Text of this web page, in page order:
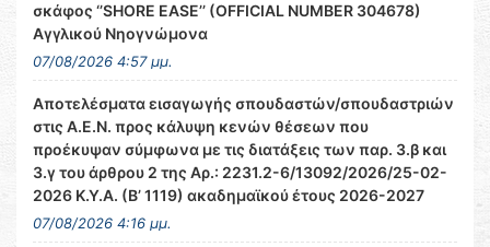
σκάφος ‘’SHORE EASE’’ (OFFICIAL NUMBER 304678)
Αγγλικού Νηογνώμονα
07/08/2026 4:57 μμ.
Αποτελέσματα εισαγωγής σπουδαστών/σπουδαστριών
στις Α.Ε.Ν. προς κάλυψη κενών θέσεων που
προέκυψαν σύμφωνα με τις διατάξεις των παρ. 3.β και
3.γ του άρθρου 2 της Αρ.: 2231.2-6/13092/2026/25-02-
2026 Κ.Υ.Α. (Β’ 1119) ακαδημαϊκού έτους 2026-2027
07/08/2026 4:16 μμ.